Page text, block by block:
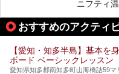
名古屋市内に
行こうかな？」
ぜひこの記事を
てみるのはいか
ニフティ
おすすめのアクティ
【愛知・知多半島】基本を
ボード ベーシックレッスン
愛知県知多郡南知多町山海橋詰59マ